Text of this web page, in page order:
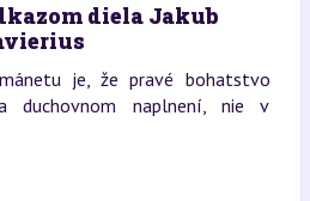
diela Jakub
je, že pravé bohatstvo
duchovnom naplnení, nie v